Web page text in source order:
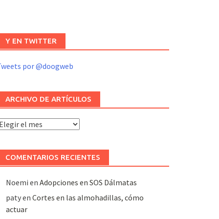
Y EN TWITTER
por @doogweb
ARCHIVO DE ARTÍCULOS
Archivo
COMENTARIOS RECIENTES
Noemi en Adopciones en SOS Dálmatas
patyen Cortes en las almohadillas, cómo
actuar